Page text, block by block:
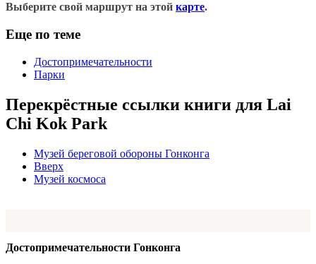
Выберите свой маршрут на этой карте.
Еще по теме
Достопримечательности
Парки
Перекрёстные ссылки книги для Lai
Chi Kok Park
Музей береговой обороны Гонконга
Вверх
Музей космоса
Достопримечательности Гонконга